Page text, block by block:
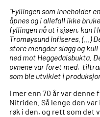
”Fyllingen som inneholder
åpnes og i allefall ikke
fyllingen nå ut i sjøen, kan
Tromøysund infiseres. (…)
store mengder slagg og
ned mot Heggedalsbukta.
ovnene var foret med,
som ble utviklet i
I mer enn 70 år var
Nitriden. Så lenge den
røk i den, og rett som det